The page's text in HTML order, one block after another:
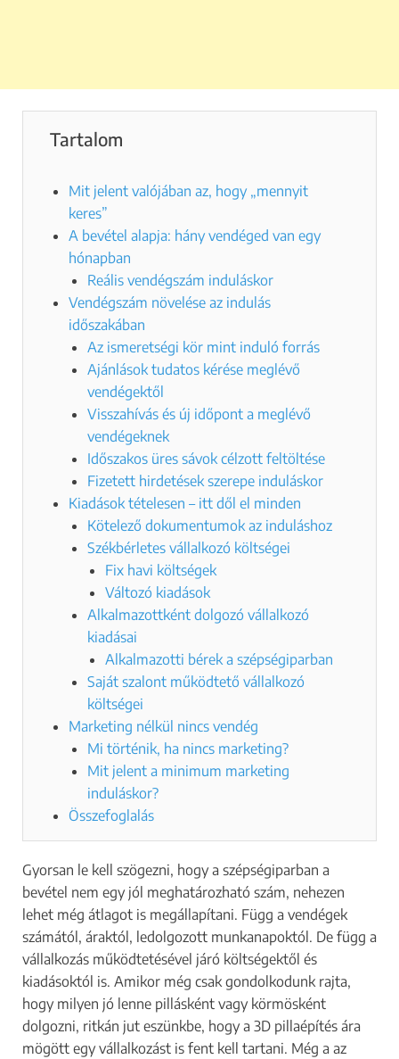
Tartalom
Mit jelent valójában az, hogy „mennyit
keres”
A bevétel alapja: hány vendéged van egy
hónapban
Reális vendégszám induláskor
Vendégszám növelése az indulás
időszakában
Az ismeretségi kör mint induló forrás
Ajánlások tudatos kérése meglévő
vendégektől
Visszahívás és új időpont a meglévő
vendégeknek
Időszakos üres sávok célzott feltöltése
Fizetett hirdetések szerepe induláskor
Kiadások tételesen – itt dől el minden
Kötelező dokumentumok az induláshoz
Székbérletes vállalkozó költségei
Fix havi költségek
Változó kiadások
Alkalmazottként dolgozó vállalkozó
kiadásai
Alkalmazotti bérek a szépségiparban
Saját szalont működtető vállalkozó
költségei
Marketing nélkül nincs vendég
Mi történik, ha nincs marketing?
Mit jelent a minimum marketing
induláskor?
Összefoglalás
Gyorsan le kell szögezni, hogy a szépségiparban a
bevétel nem egy jól meghatározható szám, nehezen
lehet még átlagot is megállapítani. Függ a vendégek
számától, áraktól, ledolgozott munkanapoktól. De függ a
vállalkozás működtetésével járó költségektől és
kiadásoktól is. Amikor még csak gondolkodunk rajta,
hogy milyen jó lenne pillásként vagy körmösként
dolgozni, ritkán jut eszünkbe, hogy a 3D pillaépítés ára
mögött egy vállalkozást is fent kell tartani. Még a az